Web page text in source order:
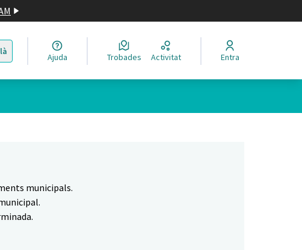
Elegir el idioma
Ajuda Trobades Activitat Entra
municipals.